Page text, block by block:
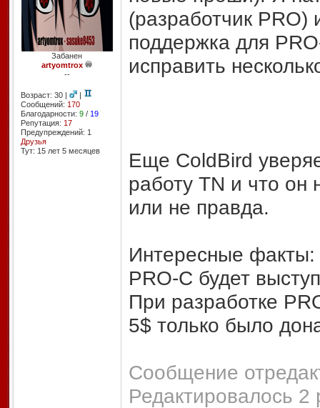
Забанен
artyomtrox
--
Возраст: 30 |
|
Сообщений: 170
Благодарности: 9/ 19
Репутация: 17
Предупреждений: 1
Друзья
Тут: 15 лет 5 месяцев
(разработчик
поддержка для
исправить
Еще ColdBird
работу TN и что он
или не правда.
Интересные факты:
PRO-C будет
При разработке
5$ только было
Сообщение
Редактировалось 2